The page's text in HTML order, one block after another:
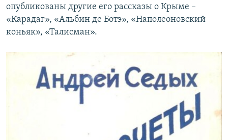
опубликованы другие его рассказы о Крыме –
«Карадаг», «Альбин де Ботэ», «Наполеоновский
коньяк», «Талисман».